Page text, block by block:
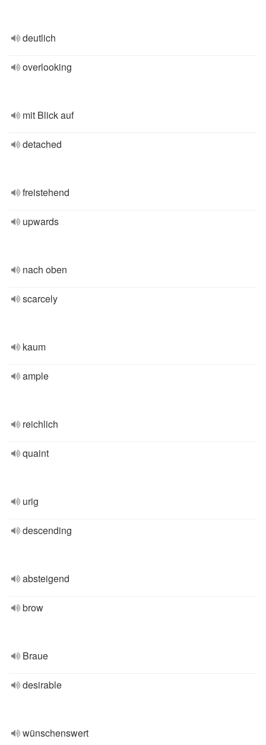
deutlich
overlooking
mit Blick auf
detached
freistehend
upwards
nach oben
scarcely
kaum
ample
reichlich
quaint
urig
descending
absteigend
brow
Braue
desirable
wünschenswert